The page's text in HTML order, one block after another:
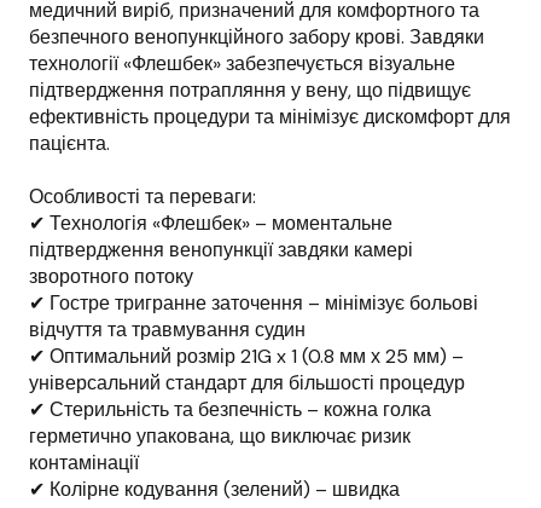
медичний виріб, призначений для комфортного та
безпечного венопункційного забору крові. Завдяки
технології «Флешбек» забезпечується візуальне
підтвердження потрапляння у вену, що підвищує
ефективність процедури та мінімізує дискомфорт для
пацієнта.
Особливості та переваги:
✔ Технологія «Флешбек» – моментальне
підтвердження венопункції завдяки камері
зворотного потоку
✔ Гостре тригранне заточення – мінімізує больові
відчуття та травмування судин
✔ Оптимальний розмір 21G x 1 (0.8 мм х 25 мм) –
універсальний стандарт для більшості процедур
✔ Стерильність та безпечність – кожна голка
герметично упакована, що виключає ризик
контамінації
✔ Колірне кодування (зелений) – швидка